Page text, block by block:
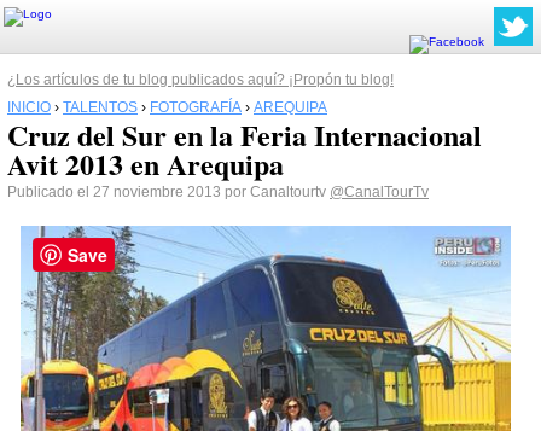
¿Los artículos de tu blog publicados aquí? ¡Propón tu blog!
INICIO › TALENTOS › FOTOGRAFÍA › AREQUIPA
Cruz del Sur en la Feria Internacional
Avit 2013 en Arequipa
Publicado el 27 noviembre 2013 por Canaltourtv @CanalTourTv
Save